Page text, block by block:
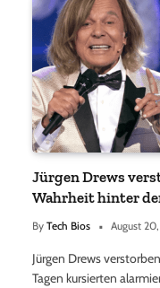
Jürgen Drews
Wahrheit hinter
By Tech Bios August
Jürgen Drews
Tagen kursierten